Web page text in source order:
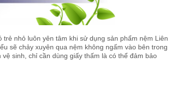
nhỏ luôn yên tâm khi sử dụng sản phẩm nệm Liên
sẽ chảy xuyên qua nệm không ngấm vào bên trong
sinh, chỉ cần dùng giấy thấm là có thể đảm bảo